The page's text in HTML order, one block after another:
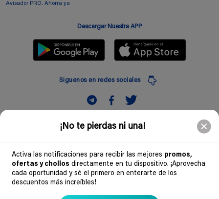
¡No te pierdas ni una!
Activa las notificaciones para recibir las mejores promos,
ofertas y chollos directamente en tu dispositivo. ¡Aprovecha
cada oportunidad y sé el primero en enterarte de los
descuentos más increíbles!
Avisador PRO. Ahorra ya
Descargar Nuestra APP
Siguenos en redes sociales
Suscribir
Comunidad